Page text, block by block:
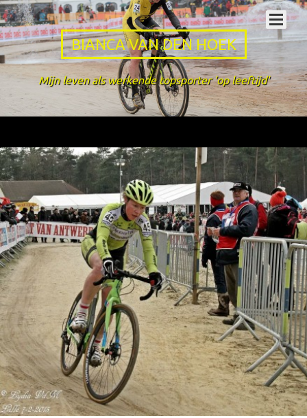
BIANCA VAN DEN HOEK
Mijn leven als werkende topsporter 'op leeftijd'